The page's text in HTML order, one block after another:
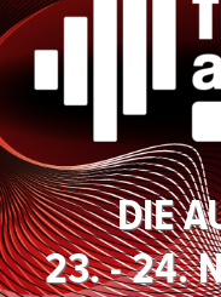
DIE
23. - 24.